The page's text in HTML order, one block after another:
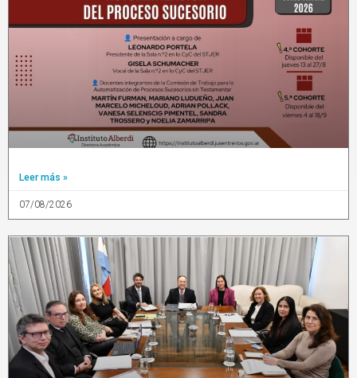
Leer más »
07/08/2026